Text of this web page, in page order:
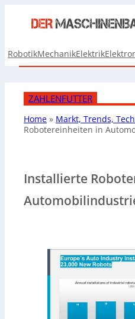
RobotikMechanikElektrik
ZAHLENFUTTER
Home » Markt, Trends,
Robotereinheiten in
Installierte